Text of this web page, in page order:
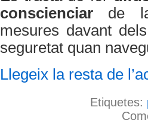
conscienciar de la
mesures davant
seguretat quan
Llegeix la resta de
Etiquetes: